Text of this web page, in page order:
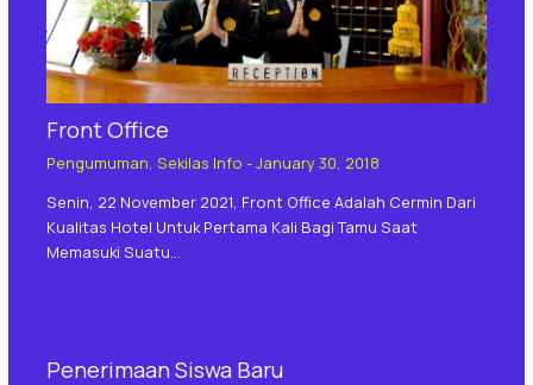
Front Office
Pengumuman, Sekilas Info -January 30, 2018
Senin, 22 November 2021, Front Office Adalah Cermin Dari
Kualitas Hotel Untuk Pertama Kali Bagi Tamu Saat
Memasuki Suatu…
Penerimaan Siswa Baru